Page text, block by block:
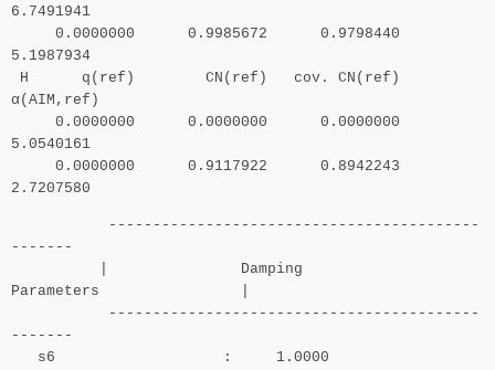
6.7491941
0.0000000 0.9985672 0.9798440
5.1987934
H q(ref) CN(ref) cov. CN(ref)
α(AIM,ref)
0.0000000 0.0000000 0.0000000
5.0540161
0.0000000 0.9117922 0.8942243
2.7207580
------------------------------------------
-------
| Damping
Parameters |
------------------------------------------
-------
s6 : 1.0000